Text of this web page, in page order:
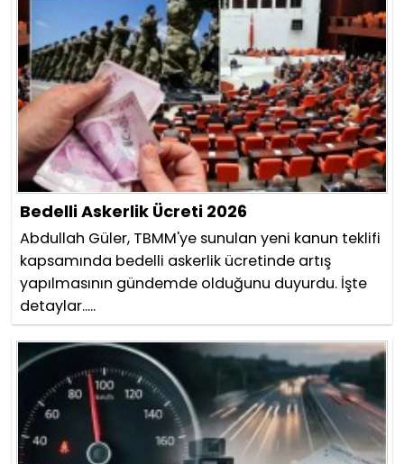
Bedelli Askerlik Ücreti 2026
Abdullah Güler, TBMM'ye sunulan yeni kanun teklifi
kapsamında bedelli askerlik ücretinde artış
yapılmasının gündemde olduğunu duyurdu. İşte
detaylar.....